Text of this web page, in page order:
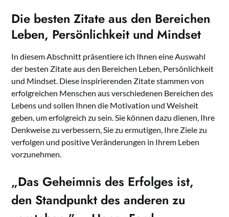
Die besten Zitate aus den Bereichen
Leben, Persönlichkeit und Mindset
In diesem Abschnitt präsentiere ich Ihnen eine Auswahl
der besten Zitate aus den Bereichen Leben, Persönlichkeit
und Mindset. Diese inspirierenden Zitate stammen von
erfolgreichen Menschen aus verschiedenen Bereichen des
Lebens und sollen Ihnen die Motivation und Weisheit
geben, um erfolgreich zu sein. Sie können dazu dienen, Ihre
Denkweise zu verbessern, Sie zu ermutigen, Ihre Ziele zu
verfolgen und positive Veränderungen in Ihrem Leben
vorzunehmen.
„Das Geheimnis des Erfolges ist,
den Standpunkt des anderen zu